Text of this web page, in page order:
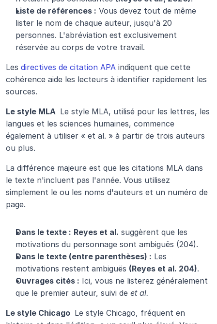
Liste de références : Vous devez tout de même
lister le nom de chaque auteur, jusqu'à 20
personnes. L'abréviation est exclusivement
réservée au corps de votre travail.
Les directives de citation APA indiquent que cette
cohérence aide les lecteurs à identifier rapidement les
sources.
Le style MLA Le style MLA, utilisé pour les lettres, les
langues et les sciences humaines, commence
également à utiliser « et al. » à partir de trois auteurs
ou plus.
La différence majeure est que les citations MLA dans
le texte n'incluent pas l'année. Vous utilisez
simplement le ou les noms d'auteurs et un numéro de
page.
Dans le texte : Reyes et al. suggèrent que les
motivations du personnage sont ambiguës (204).
Dans le texte (entre parenthèses) : Les
motivations restent ambiguës (Reyes et al. 204).
Ouvrages cités : Ici, vous ne listerez généralement
que le premier auteur, suivi de et al.
Le style Chicago Le style Chicago, fréquent en